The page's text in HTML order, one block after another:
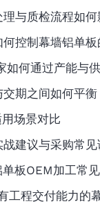
与质检流程如何影
控制幕墙铝单板
何通过产能与供
交期之间如何平衡
场景对比
建议与采购常见
单板OEM加工常
交付能力的幕墙铝单板